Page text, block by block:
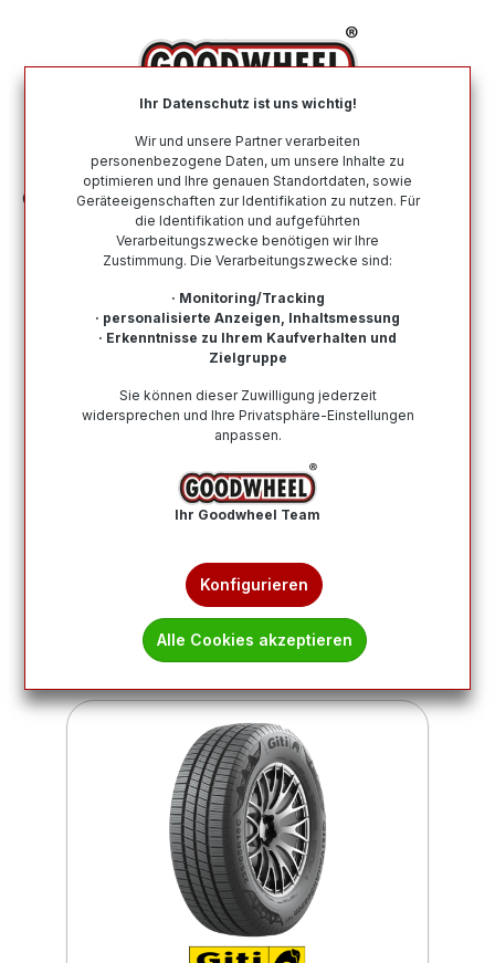
Ganzjahresreifen Nach Größe 215 65 R15
Ganzjahresreifen in der Größe 215 65
Bei Goodwheel finden Sie Ganzjahresreifen
renommierter Top-Hersteller in der Größe 215 65 R15 .
Reifenprofis & Kauf auf Rechnung möglich!
Wie finde ich meine Reifengröße?
2
Ihr Datenschutz ist uns wichtig!
Wir und unsere Partner verarbeiten
personenbezogene Daten, um unsere Inhalte zu
optimieren und Ihre genauen Standortdaten, sowie
Geräteeigenschaften zur Identifikation zu nutzen. Für
die Identifikation und aufgeführten
Verarbeitungszwecke benötigen wir Ihre
Zustimmung. Die Verarbeitungszwecke sind:
· Monitoring/Tracking
· personalisierte Anzeigen, Inhaltsmessung
· Erkenntnisse zu Ihrem Kaufverhalten und
Zielgruppe
Sie können dieser Zuwilligung jederzeit
widersprechen und Ihre Privatsphäre-Einstellungen
anpassen.
Ihr Goodwheel Team
Konfigurieren
Alle Cookies akzeptieren